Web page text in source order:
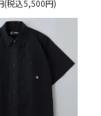
(税込5,500円)